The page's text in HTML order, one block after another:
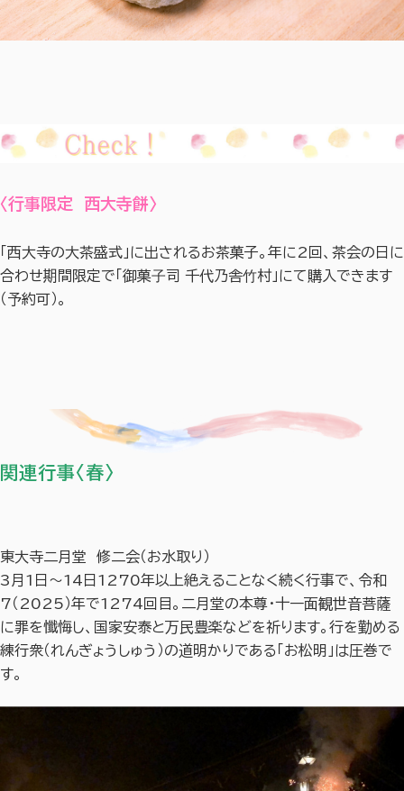
〈行事限定 西大寺餅〉
「西大寺の大茶盛式」に出されるお茶菓子。年に2回、茶会の日に
合わせ期間限定で「 御菓⼦司 千代乃舎⽵村」にて購入できます
（予約可）。
関連行事〈春〉
東大寺二月堂 修二会（お水取り）
3月1日〜14日1270年以上絶えることなく続く行事で、令和
7（2025）年で1274回目。二月堂の本尊・十一面観世音菩薩
に罪を懺悔し、国家安泰と万民豊楽などを祈ります。行を勤める
練行衆（れんぎょうしゅう）の道明かりである「お松明」は圧巻で
す。